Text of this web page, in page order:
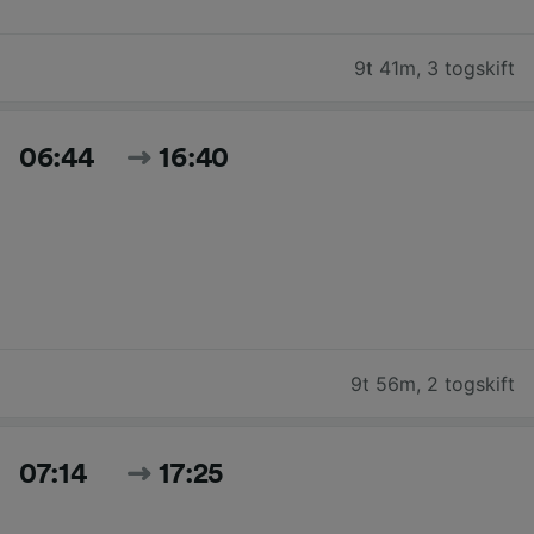
9t 41m, 3 togskift
06:44 16:40
9t 56m, 2 togskift
07:14 17:25